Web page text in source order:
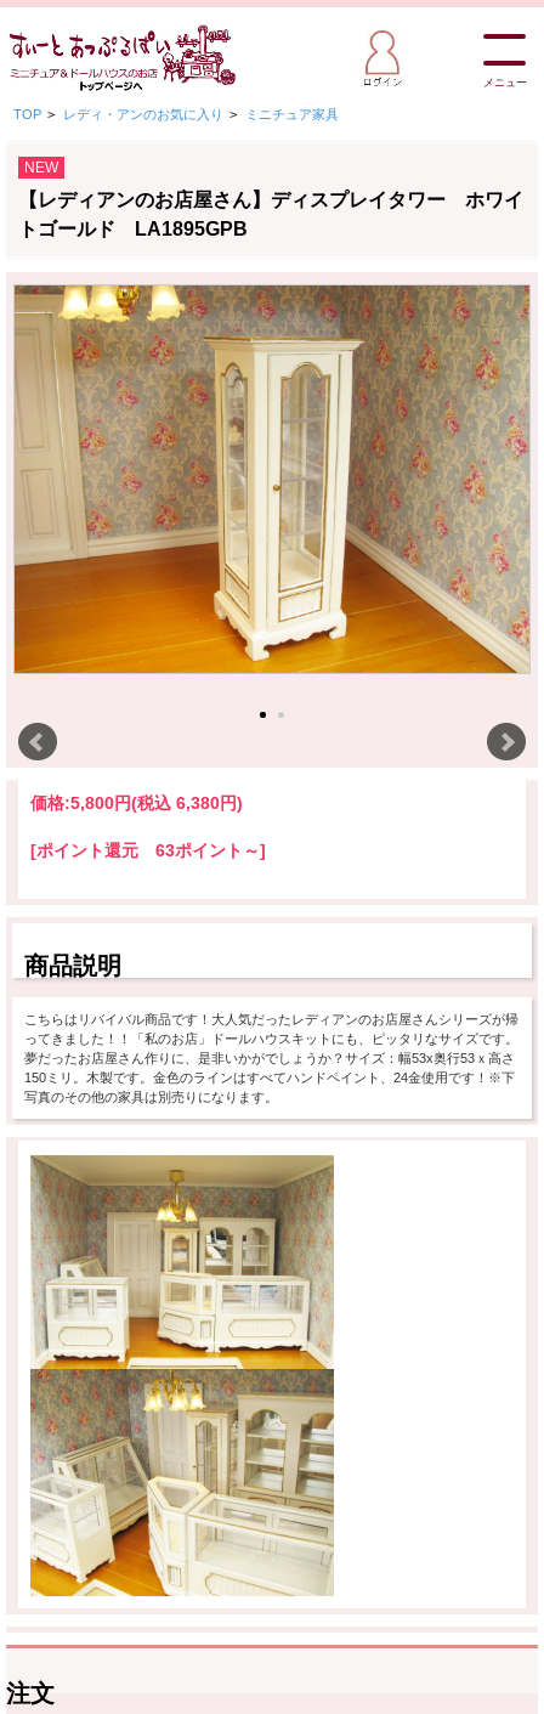
メニュー
TOP > レディ・アンのお気に入り > ミニチュア家具
NEW
【レディアンのお店屋さん】ディスプレイタワー ホワイ
トゴールド LA1895GPB
価格:5,800円(税込 6,380円)
[ポイント還元 63ポイント～]
商品説明
こちらはリバイバル商品です！大人気だったレディアンのお店屋さんシリーズが帰
ってきました！！「私のお店」ドールハウスキットにも、ピッタリなサイズです。
夢だったお店屋さん作りに、是非いかがでしょうか？サイズ：幅53x奥行53ｘ高さ
150ミリ。木製です。金色のラインはすべてハンドペイント、24金使用です！※下
写真のその他の家具は別売りになります。
注文